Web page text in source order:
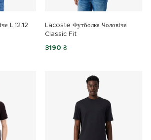
L.12.12
Lacoste Футболка Чоловіча
Classic Fit
3190 ₴